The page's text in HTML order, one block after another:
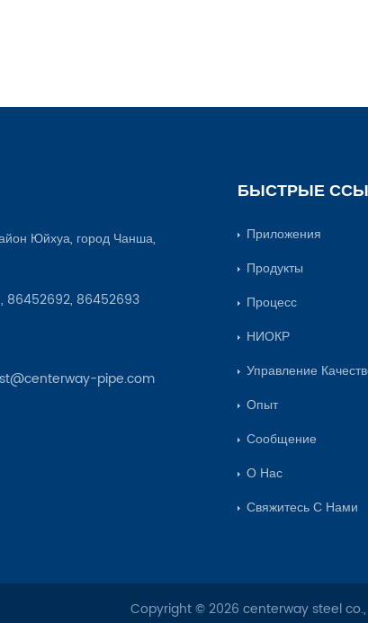
Юйхуа, город Чанша,
86452692, 86452693
pipe.com
БЫСТРЫЕ
Приложения
Продукты
Процесс
НИОКР
Управление
Опыт
Сообщение
О Нас
Свяжитесь С Нами
Copyright © 2026 centerway steel